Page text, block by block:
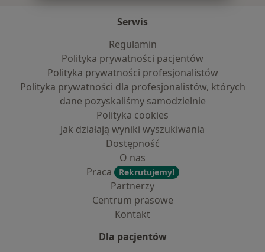
Serwis
Regulamin
Polityka prywatności pacjentów
Polityka prywatności profesjonalistów
Polityka prywatności dla profesjonalistów, których
dane pozyskaliśmy samodzielnie
Polityka cookies
Jak działają wyniki wyszukiwania
Dostępność
O nas
Praca
Rekrutujemy!
Partnerzy
Centrum prasowe
Kontakt
Dla pacjentów